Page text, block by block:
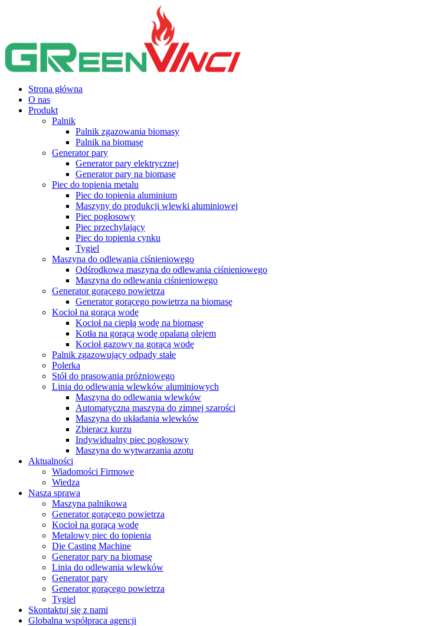
Strona główna
O nas
Produkt
Palnik
Palnik zgazowania biomasy
Palnik na biomasę
Generator pary
Generator pary elektrycznej
Generator pary na biomasę
Piec do topienia metalu
Piec do topienia aluminium
Maszyny do produkcji wlewki aluminiowej
Piec pogłosowy
Piec przechylający
Piec do topienia cynku
Tygiel
Maszyna do odlewania ciśnieniowego
Odśrodkowa maszyna do odlewania ciśnieniowego
Maszyna do odlewania ciśnieniowego
Generator gorącego powietrza
Generator gorącego powietrza na biomasę
Kocioł na gorącą wodę
Kocioł na ciepłą wodę na biomasę
Kotła na gorącą wodę opalaną olejem
Kocioł gazowy na gorącą wodę
Palnik zgazowujący odpady stałe
Polerka
Stół do prasowania próżniowego
Linia do odlewania wlewków aluminiowych
Maszyna do odlewania wlewków
Automatyczna maszyna do zimnej szarości
Maszyna do układania wlewków
Zbieracz kurzu
Indywidualny piec pogłosowy
Maszyna do wytwarzania azotu
Aktualności
Wiadomości Firmowe
Wiedza
Nasza sprawa
Maszyna palnikowa
Generator gorącego powietrza
Kocioł na gorącą wodę
Metalowy piec do topienia
Die Casting Machine
Generator pary na biomasę
Linia do odlewania wlewków
Generator pary
Generator gorącego powietrza
Tygiel
Skontaktuj się z nami
Globalna współpraca agencji